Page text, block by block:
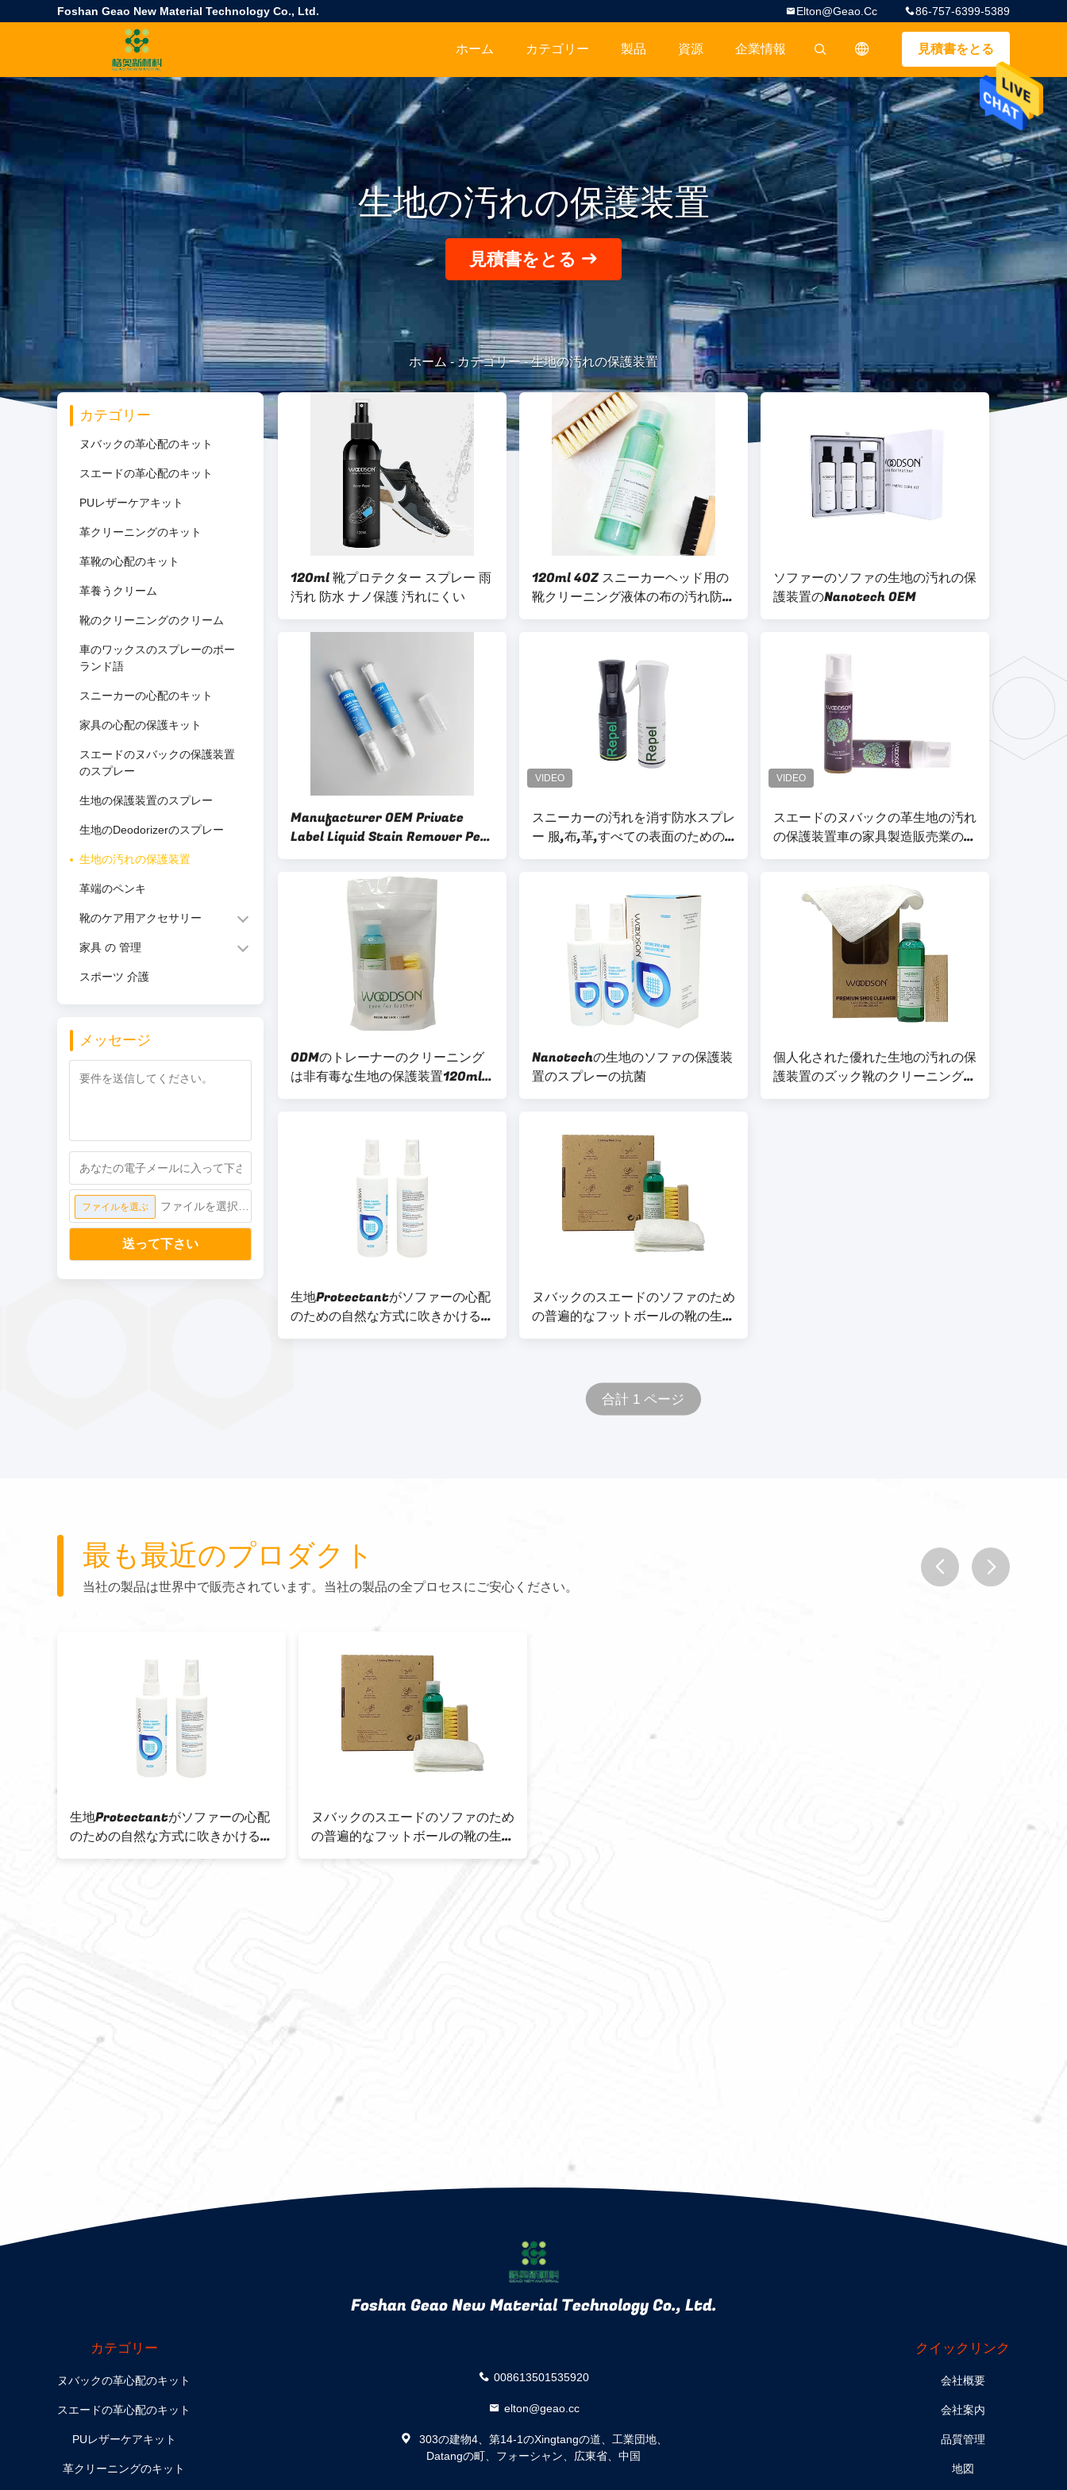
Foshan Geao New Material Technology Co., Ltd. 86-757-6399-5389
Elton@geao.cc
見積書をとる
描述
ホーム カテゴリー 製品 資源 企業情報
生地の汚れの保護装置
見積書をとる
ホーム -カテゴリー-生地の汚れの保護装置
カテゴリー
ヌバックの革心配のキット
スエードの革心配のキット
PUレザーケアキット
革クリーニングのキット
革靴の心配のキット
革養うクリーム
靴のクリーニングのクリーム
車のワックスのスプレーのポー
ランド語
スニーカーの心配のキット
家具の心配の保護キット
スエードのヌバックの保護装置
のスプレー
生地の保護装置のスプレー
生地のDeodorizerのスプレー
生地の汚れの保護装置
革端のペンキ
靴のケア用アクセサリー
家具 の 管理
スポーツ 介護
メッセージ
ファイルを選ぶ
送って下さい
120ml 靴プロテクター スプレー 雨
汚れ 防水 ナノ保護 汚れにくい
120ml 4OZ スニーカーヘッド用の
靴クリーニング液体の布の汚れ防止
剤
ソファーのソファの生地の汚れの保
護装置のNanotech OEM
Manufacturer OEM Private
Label Liquid Stain Remover Pen
Child Safe Formula Non Toxic
Fabric Cleaning Pen for Clothing
(OEM プライベートレーベル リキ
ッドステインリモバーペン 子供用
安全式 ノントキシックファブリッ
ククリーニングペン)
スニーカーの汚れを消す防水スプレ
ー 服,布,革,すべての表面のための
防水スプレー
スエードのヌバックの革生地の汚れ
の保護装置車の家具製造販売業の泡
の洗剤
ODMのトレーナーのクリーニング
は非有毒な生地の保護装置120ml
4OZを置いた
Nanotechの生地のソファの保護装
置のスプレーの抗菌
個人化された優れた生地の汚れの保
護装置のズック靴のクリーニングの
キット
生地Protectantがソファーの心配
のための自然な方式に吹きかける監
視を汚しなさい
ヌバックのスエードのソファのため
の普遍的なフットボールの靴の生地
の汚れの保護装置のキット
合計 1 ページ
最も最近のプロダクト
当社の製品は世界中で販売されています。当社の製品の全プロセスにご安心ください。
120ml 靴プロテクター スプレー 雨
汚れ 防水 ナノ保護 汚れにくい
120ml 4OZ スニーカーヘッド用の
靴クリーニング液体の布の汚れ防止
剤
Manufacturer OEM Private
スエードのヌバックの革生地の汚れ
の保護装置車の家具製造販売業の泡
4OZを置いた
Foshan Geao New Material Technology Co., Ltd.
カテゴリー
ヌバックの革心配のキット
スエードの革心配のキット
PUレザーケアキット
革クリーニングのキット
008613501535920
elton@geao.cc
303の建物4、第14-1のXingtangの道、工業団地、
Datangの町、フォーシャン、広東省、中国
クイックリンク
会社概要
会社案内
品質管理
地図